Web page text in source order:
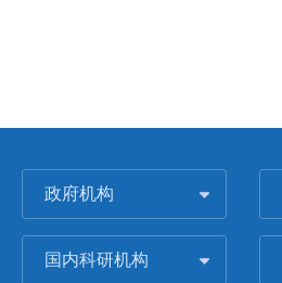
政府机构
国内科研机构